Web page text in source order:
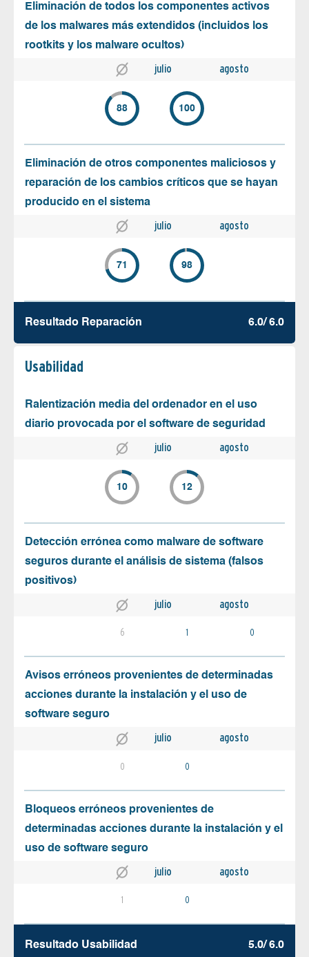
Eliminación de todos los componentes activos
de los malwares más extendidos (incluidos los
rootkits y los malware ocultos)
julio agosto
88 100
Eliminación de otros componentes maliciosos y
reparación de los cambios críticos que se hayan
producido en el sistema
julio agosto
71 98
Resultado Reparación 6.0/ 6.0
Usabilidad
Ralentización media del ordenador en el uso
diario provocada por el software de seguridad
julio agosto
10 12
Detección errónea como malware de software
seguros durante el análisis de sistema (falsos
positivos)
julio agosto
6 1 0
Avisos erróneos provenientes de determinadas
acciones durante la instalación y el uso de
software seguro
julio agosto
0 0
Bloqueos erróneos provenientes de
determinadas acciones durante la instalación y el
uso de software seguro
julio agosto
1 0
Resultado Usabilidad 5.0/ 6.0